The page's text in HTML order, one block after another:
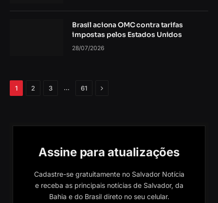
Brasil aciona OMC contra tarifas
impostas pelos Estados Unidos
28/07/2026
1 2 3 … 61 Próximo
Assine para atualizações
Cadastre-se gratuitamente no Salvador Notícia
e receba as principais notícias de Salvador, da
Bahia e do Brasil direto no seu celular.